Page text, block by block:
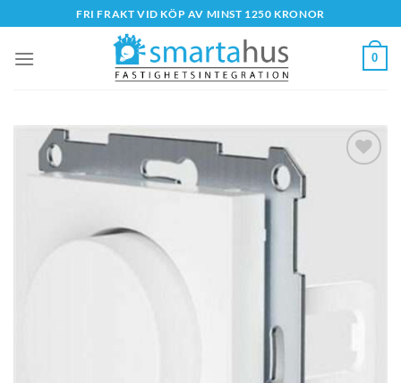
to
content
FRI FRAKT VID KÖP AV MINST 1250 KRONOR
0